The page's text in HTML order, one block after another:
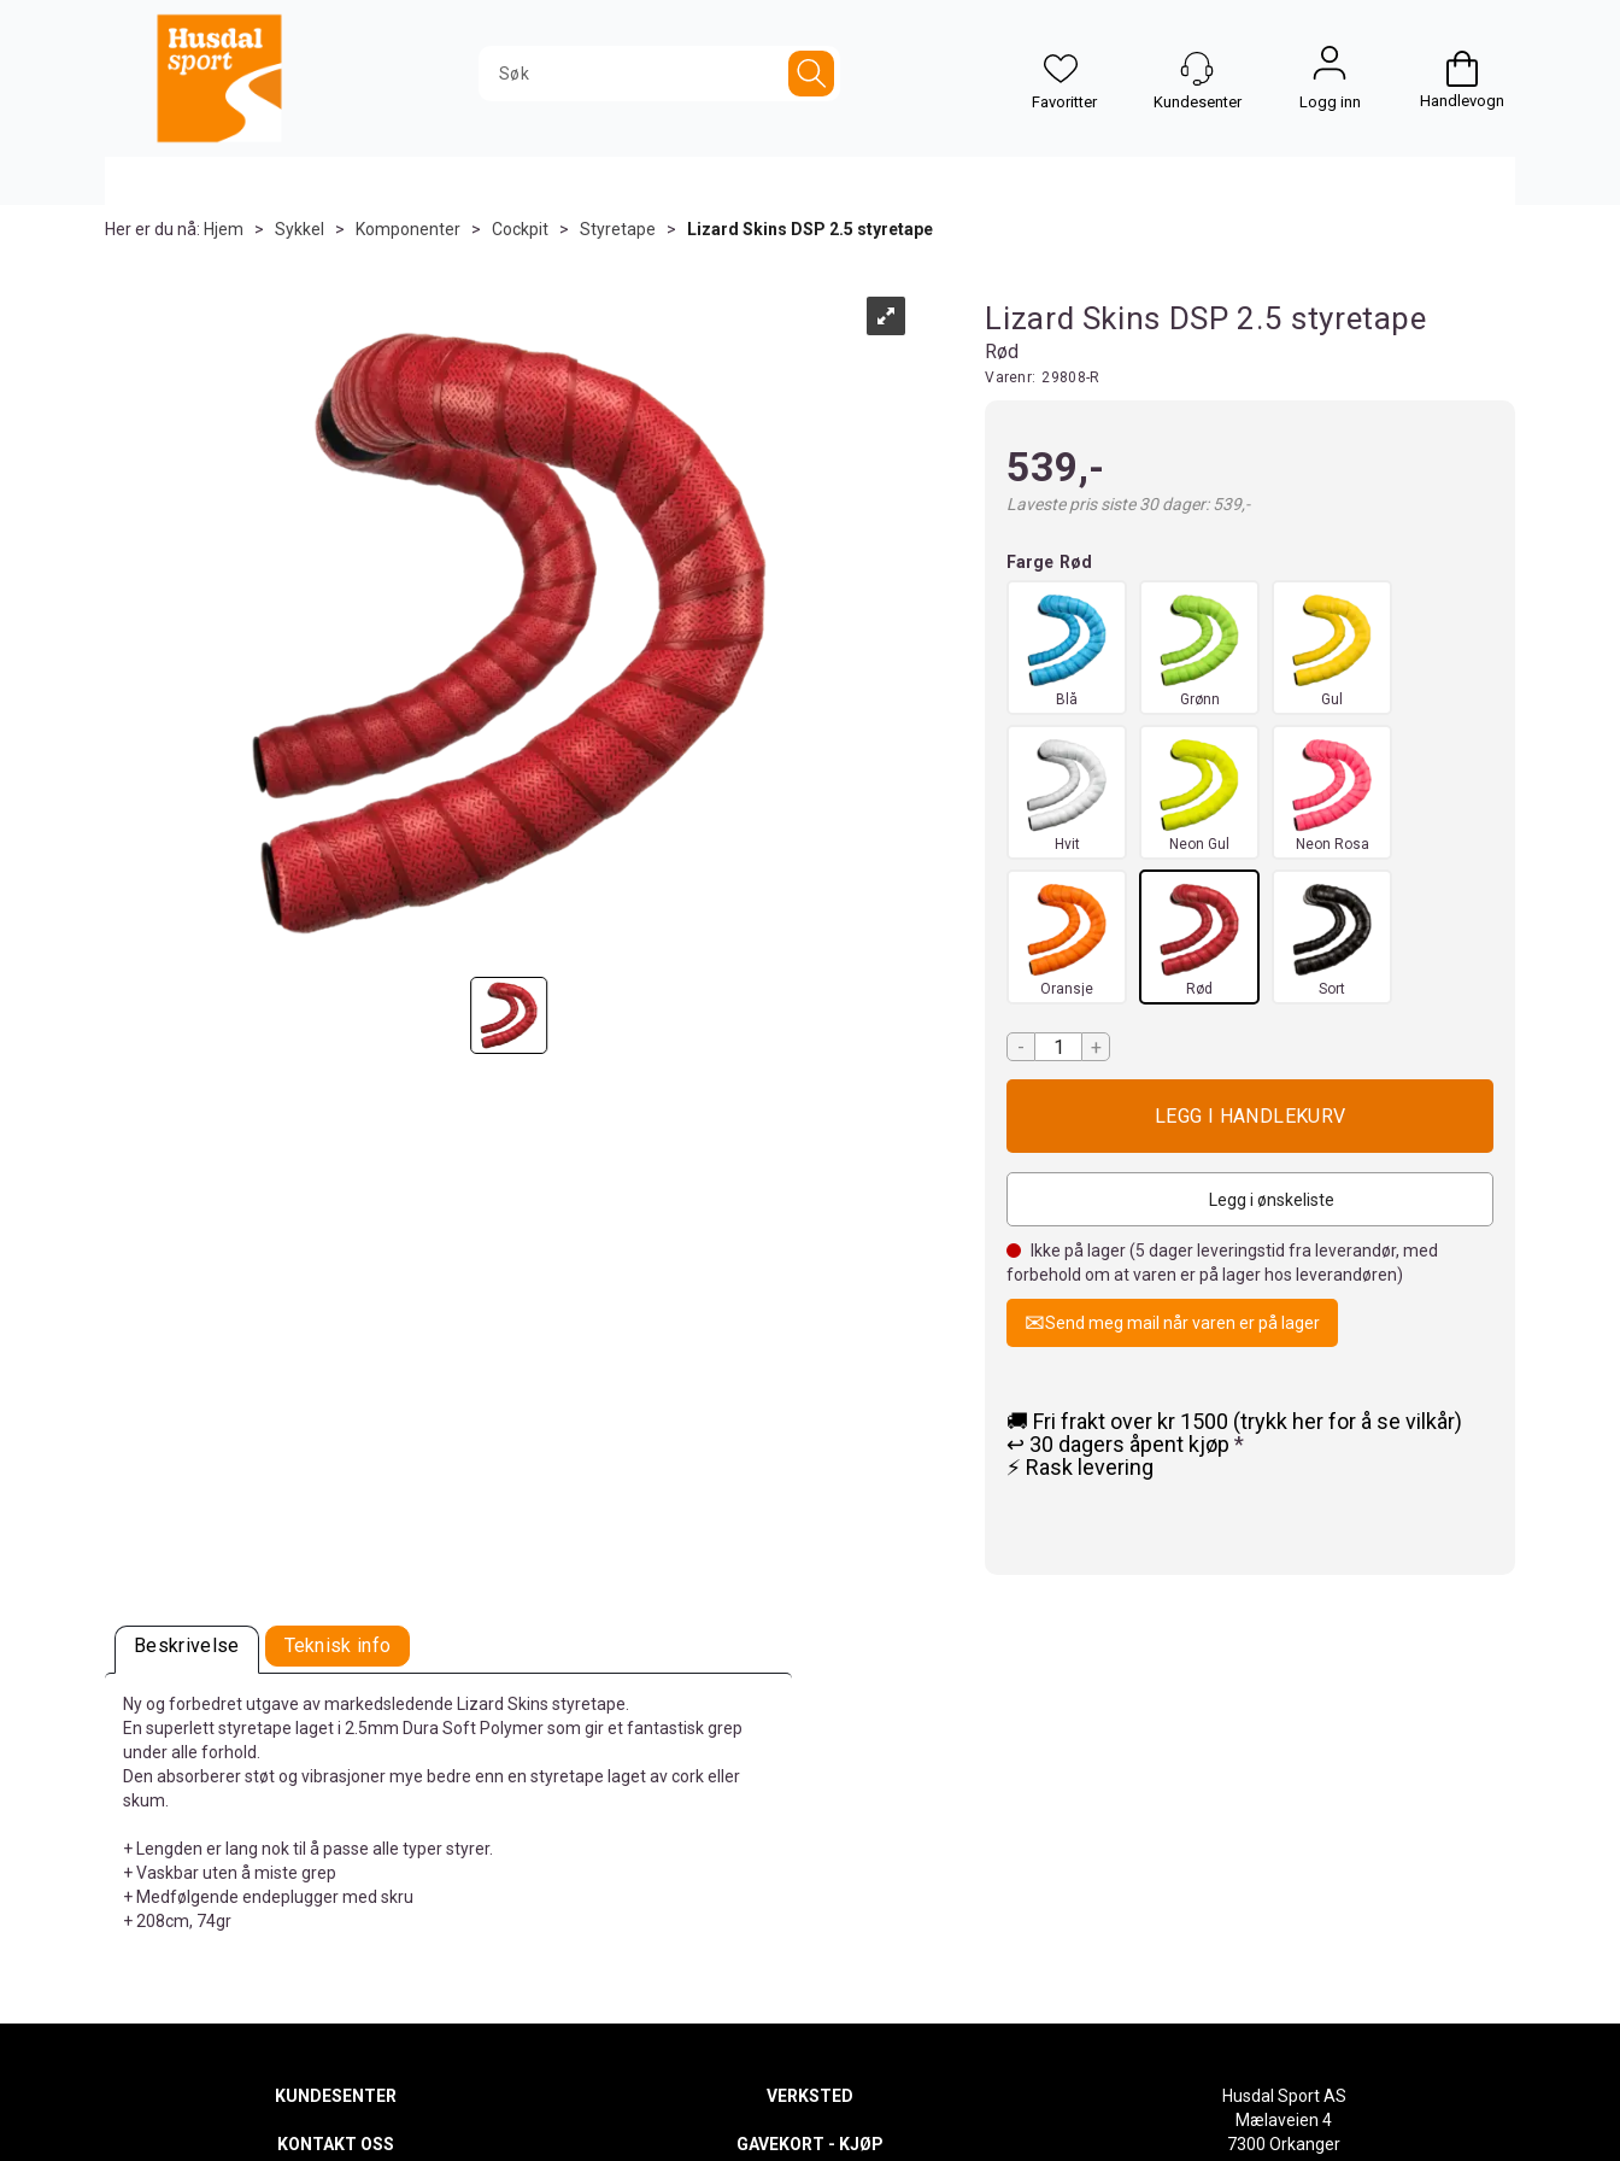
Logg inn Handlevogn
Her er du nå: Hjem > Sykkel > Komponenter > Cockpit > Styretape > Lizard Skins DSP 2.5 styretape
Lizard Skins DSP 2.5 styretape
Rød
Varenr: 29808-R
539,-
Laveste pris siste 30 dager: 539,-
Farge Rød
Blå Grønn Gul
Hvit Neon Gul Neon Rosa
Oransje Rød Sort
- +
Legg i ønskeliste
Ikke på lager (5 dager leveringstid fra leverandør, med
forbehold om at varen er på lager hos leverandøren)
Send meg mail når varen er på lager
🚚 Fri frakt over kr 1500 (trykk her for å se vilkår)
↩️ 30 dagers åpent kjøp*
⚡ Rask levering
Beskrivelse Teknisk info
Ny og forbedret utgave av markedsledende Lizard Skins styretape.
En superlett styretape laget i 2.5mm Dura Soft Polymer som gir et fantastisk grep
under alle forhold.
Den absorberer støt og vibrasjoner mye bedre enn en styretape laget av cork eller
skum.
+ Lengden er lang nok til å passe alle typer styrer.
+ Vaskbar uten å miste grep
+ Medfølgende endeplugger med skru
+ 208cm, 74gr
KUNDESENTER
KONTAKT OSS
VERKSTED
GAVEKORT - KJØP
Husdal Sport AS
Mælaveien 4
7300 Orkanger